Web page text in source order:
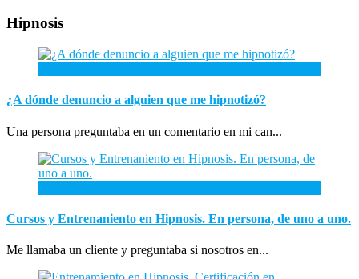
Hipnosis
¿A dónde denuncio a alguien que me hipnotizó?
Una persona preguntaba en un comentario en mi can...
Cursos y Entrenaniento en Hipnosis. En persona, de uno a uno.
Me llamaba un cliente y preguntaba si nosotros en...